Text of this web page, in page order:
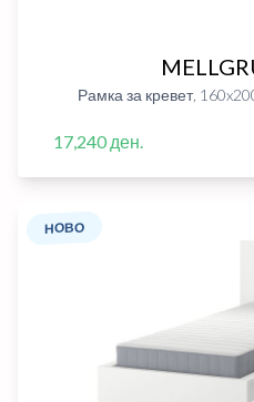
Рамка за кревет,
17,240 ден.
НОВО